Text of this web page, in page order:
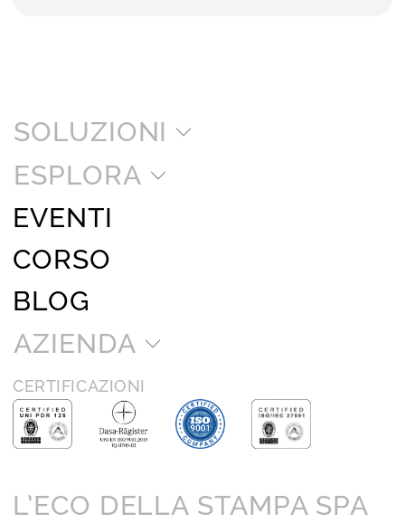
SOLUZIONI
ESPLORA
EVENTI
CORSO
BLOG
AZIENDA
CERTIFICAZIONI
L’ECO DELLA STAMPA SPA